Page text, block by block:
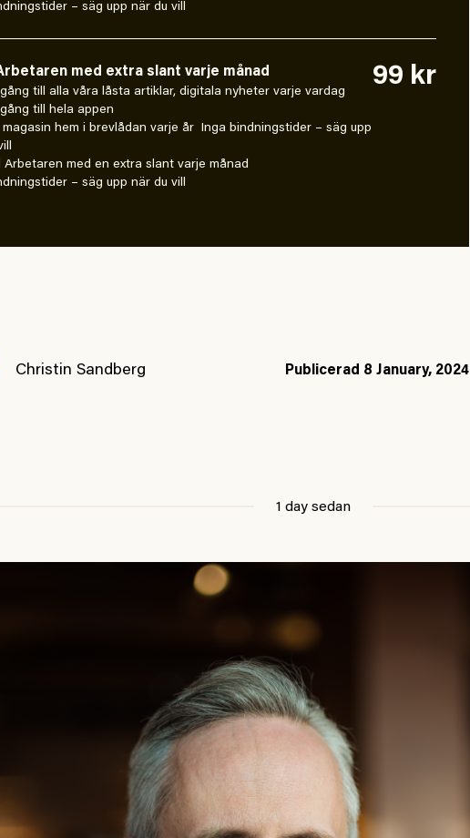
– säg upp när du vill
med extra slant varje månad
till alla våra låsta artiklar, digitala nyheter varje vardag
till hela appen
magasin hem i brevlådan varje år Inga bindningstider – säg upp
med en extra slant varje månad
– säg upp när du vill
99 kr
Christin Sandberg Publicerad 8 January, 2024
1 day sedan